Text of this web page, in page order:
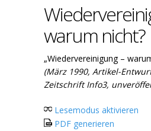
warum nicht?
„Wiedervereinigung –
(März 1990, Artikel-
Zeitschrift Info3,
Lesemodus aktivieren
PDF generieren